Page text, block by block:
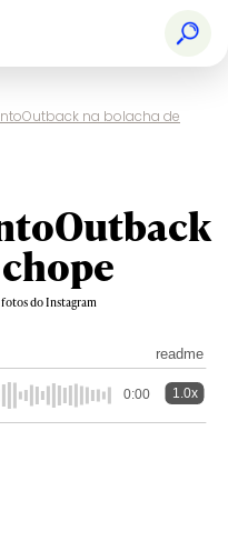
na bolacha de
fotos do Instagram
readme
0:00 1.0x